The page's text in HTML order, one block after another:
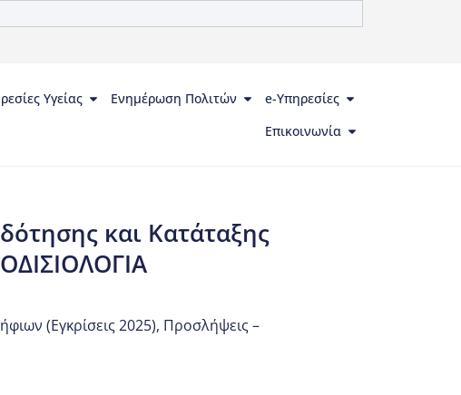
Υγείας Ενημέρωση Πολιτών
e-Υπηρεσίες
Επικοινωνία
και Κατάταξης
(Εγκρίσεις 2025), Προσλήψεις –